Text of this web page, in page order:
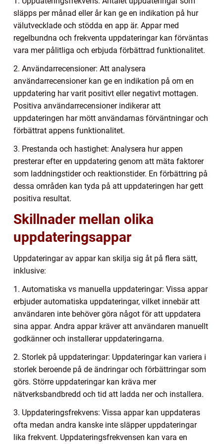
släpps per månad eller år kan ge en indikation på hur
välutvecklade och stödda en app är. Appar med
regelbundna och frekventa uppdateringar kan förväntas
vara mer pålitliga och erbjuda förbättrad funktionalitet.
2. Användarrecensioner: Att analysera
användarrecensioner kan ge en indikation på om en
uppdatering har varit positivt eller negativt mottagen.
Positiva användarrecensioner indikerar att
uppdateringen har mött användarnas förväntningar och
förbättrat appens funktionalitet.
3. Prestanda och hastighet: Analysera hur appen
presterar efter en uppdatering genom att mäta faktorer
som laddningstider och reaktionstider. En förbättring på
dessa områden kan tyda på att uppdateringen har gett
positiva resultat.
Skillnader mellan olika
uppdateringsappar
Uppdateringar av appar kan skilja sig åt på flera sätt,
inklusive:
1. Automatiska vs manuella uppdateringar: Vissa appar
erbjuder automatiska uppdateringar, vilket innebär att
användaren inte behöver göra något för att uppdatera
sina appar. Andra appar kräver att användaren manuellt
godkänner och installerar uppdateringarna.
2. Storlek på uppdateringar: Uppdateringar kan variera i
storlek beroende på de ändringar och förbättringar som
görs. Större uppdateringar kan kräva mer
nätverksbandbredd och tid att ladda ner och installera.
3. Uppdateringsfrekvens: Vissa appar kan uppdateras
ofta medan andra kanske inte släpper uppdateringar
lika frekvent. Uppdateringsfrekvensen kan vara en